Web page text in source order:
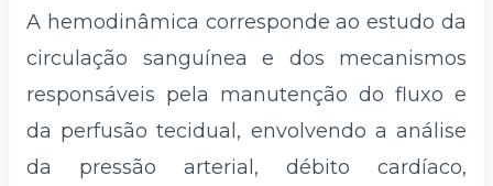
A hemodinâmica corresponde ao estudo da
circulação sanguínea e dos mecanismos
responsáveis pela manutenção do fluxo e
da perfusão tecidual, envolvendo a análise
da pressão arterial, débito cardíaco,